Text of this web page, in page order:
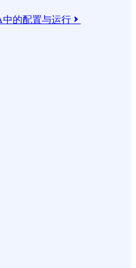
中的配置与运行 